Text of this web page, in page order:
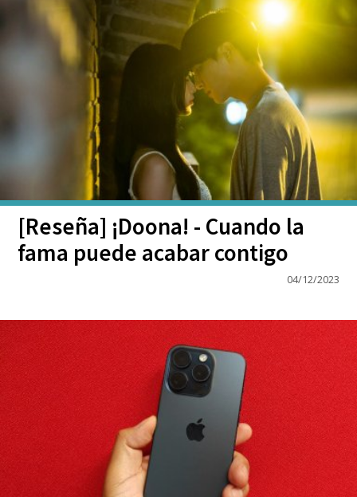
[Reseña] ¡Doona! - Cuando la
fama puede acabar contigo
04/12/2023